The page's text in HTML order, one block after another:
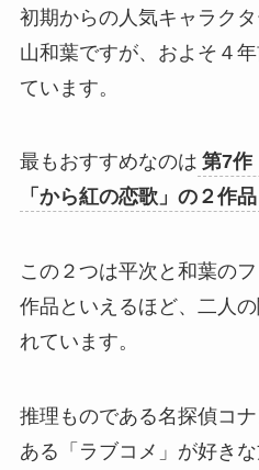
初期からの人気キャラク
山和葉ですが、およそ４
ています。
最もおすすめなのは 第7作
「から紅の恋歌」の２作品
この２つは平次と和葉の
作品といえるほど、二人
れています。
推理ものである名探偵コ
ある「ラブコメ」が好き